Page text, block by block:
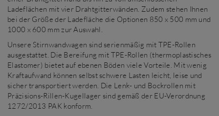
Ladeflächen mit vier Drahtgitterwänden. Zudem stehen Ihnen
bei der Größe der Ladefläche die Optionen 850 x 500 mm und
1000 x 600 mm zur Auswahl.
Unsere Stirnwandwagen sind serienmäßig mit TPE-Rollen
ausgestattet. Die Bereifung mit TPE-Rollen (thermoplastisches
Elastomer) bietet auf ebenen Böden viele Vorteile. Mit wenig
Kraftaufwand können selbst schwere Lasten leicht, leise und
sicher transportiert werden. Die Lenk- und Bockrollen mit
Präzisions-Rillen-Kugellager sind gemäß der EU-Verordnung
1272/2013 PAK konform.